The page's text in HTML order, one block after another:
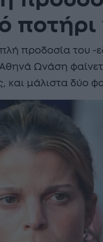
προδοσία του
Ωνάση
και μάλιστα δύο